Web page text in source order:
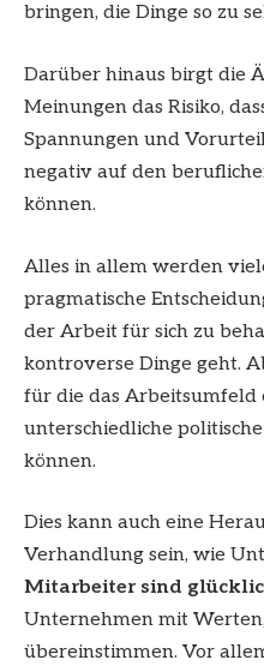
bringen, die Dinge so zu
Darüber hinaus birgt die
Meinungen das Risiko,
Spannungen und
negativ auf den
können.
Alles in allem werden
pragmatische
der Arbeit für sich zu
kontroverse Dinge geht.
für die das Arbeitsumfeld
unterschiedliche
können.
Dies kann auch eine
Verhandlung sein, wie
Mitarbeiter sind
Unternehmen mit
übereinstimmen. Vor